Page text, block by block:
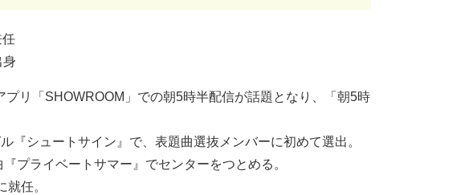
リ「SHOWROOM」での朝5時半配信が話題となり、「朝5時
『シュートサイン』で、表題曲選抜メンバーに初めて選出。
プライベートサマー』でセンターをつとめる。
任。